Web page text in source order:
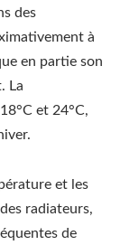
des
à
en partie son
La
et 24°C,
et les
radiateurs,
de